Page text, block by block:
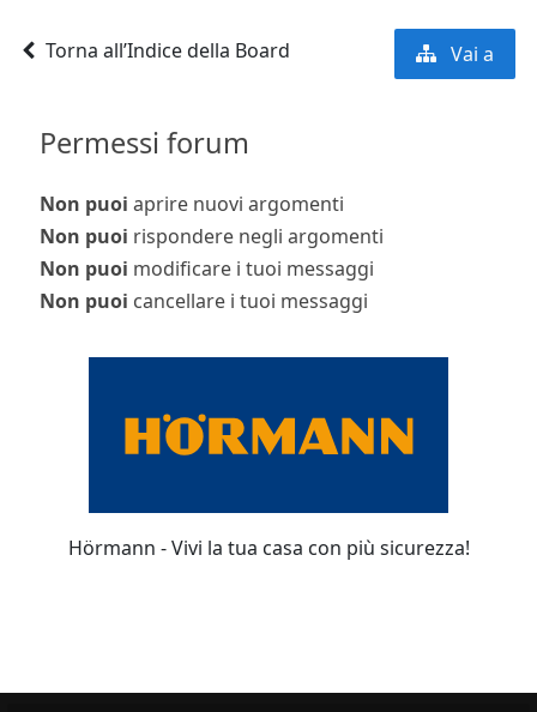
Torna all’Indice della Board Vai a
Permessi forum
Non puoi aprire nuovi argomenti
Non puoi rispondere negli argomenti
Non puoi modificare i tuoi messaggi
Non puoi cancellare i tuoi messaggi
Hörmann - Vivi la tua casa con più sicurezza!